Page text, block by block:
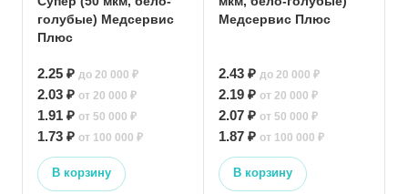
голубые) Медсервис
Плюс
2.25 ₽ до 20 000 ₽
2.03 ₽ от 20 000 ₽
1.91 ₽ от 50 000 ₽
1.73 ₽ от 100 000 ₽
В корзину
Медсервис Плюс
2.43 ₽ до 20 000 ₽
2.19 ₽ от 20 000 ₽
2.07 ₽ от 50 000 ₽
1.87 ₽ от 100 000 ₽
В корзину